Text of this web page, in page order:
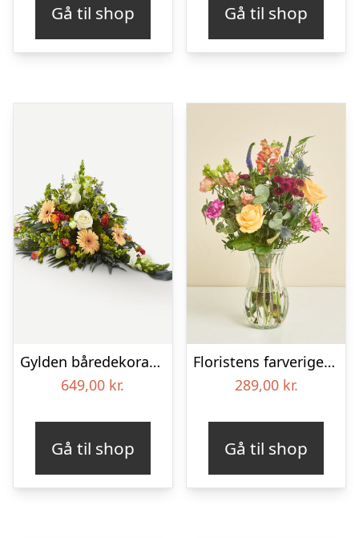
Gå til shop Gå til shop
Gylden båredekoration
649,00 kr.
Gå til shop
Floristens farverige kondolencebuket
289,00 kr.
Gå til shop